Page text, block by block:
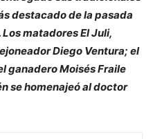
destacado de la pasada
matadores El Juli,
Diego Ventura; el
ganadero Moisés Fraile
se homenajeó al doctor